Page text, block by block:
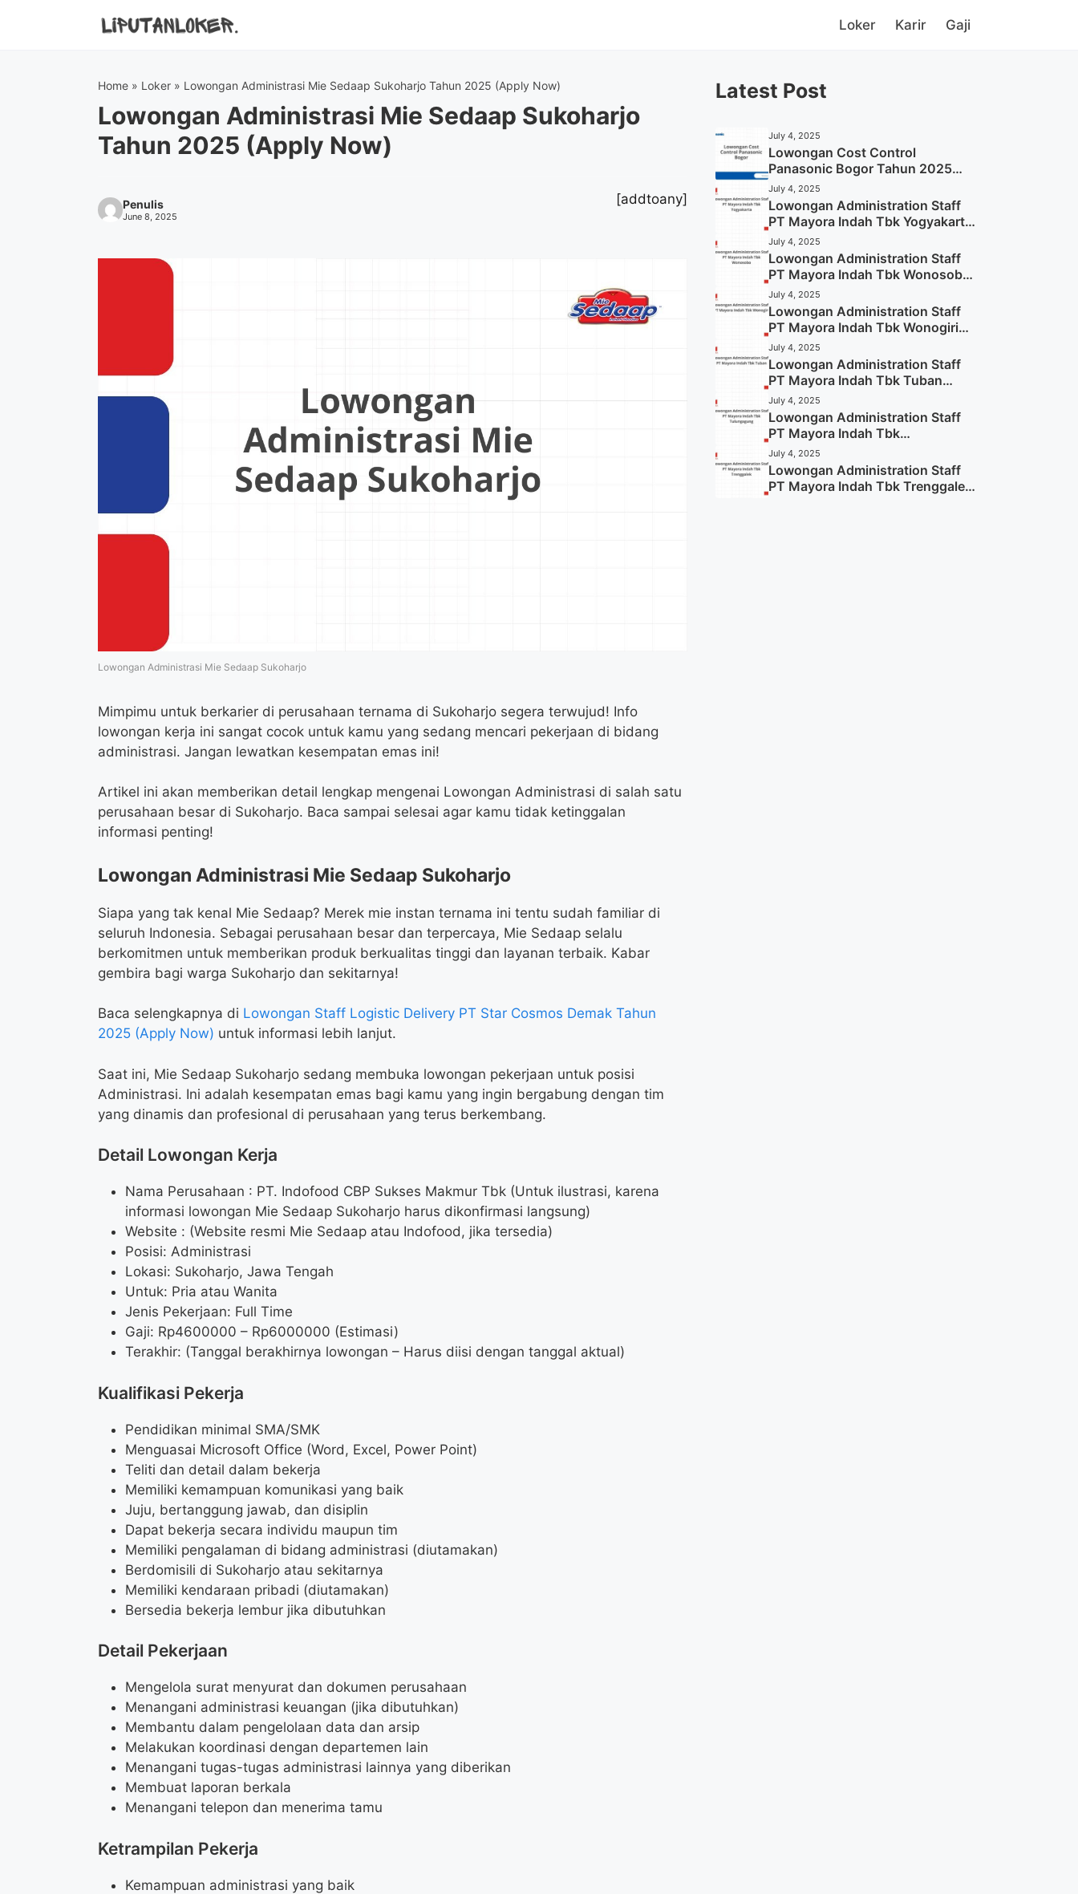
Loker Karir Gaji
Home » Loker » Lowongan Administrasi Mie Sedaap Sukoharjo Tahun 2025 (Apply Now)
Lowongan Administrasi Mie Sedaap Sukoharjo
Tahun 2025 (Apply Now)
Penulis
June 8, 2025
[addtoany]
Lowongan Administrasi Mie Sedaap Sukoharjo
Mimpimu untuk berkarier di perusahaan ternama di Sukoharjo segera terwujud! Info
lowongan kerja ini sangat cocok untuk kamu yang sedang mencari pekerjaan di bidang
administrasi. Jangan lewatkan kesempatan emas ini!
Artikel ini akan memberikan detail lengkap mengenai Lowongan Administrasi di salah satu
perusahaan besar di Sukoharjo. Baca sampai selesai agar kamu tidak ketinggalan
informasi penting!
Lowongan Administrasi Mie Sedaap Sukoharjo
Siapa yang tak kenal Mie Sedaap? Merek mie instan ternama ini tentu sudah familiar di
seluruh Indonesia. Sebagai perusahaan besar dan terpercaya, Mie Sedaap selalu
berkomitmen untuk memberikan produk berkualitas tinggi dan layanan terbaik. Kabar
gembira bagi warga Sukoharjo dan sekitarnya!
Baca selengkapnya di Lowongan Staff Logistic Delivery PT Star Cosmos Demak Tahun
2025 (Apply Now) untuk informasi lebih lanjut.
Saat ini, Mie Sedaap Sukoharjo sedang membuka lowongan pekerjaan untuk posisi
Administrasi. Ini adalah kesempatan emas bagi kamu yang ingin bergabung dengan tim
yang dinamis dan profesional di perusahaan yang terus berkembang.
Detail Lowongan Kerja
Nama Perusahaan : PT. Indofood CBP Sukses Makmur Tbk (Untuk ilustrasi, karena
informasi lowongan Mie Sedaap Sukoharjo harus dikonfirmasi langsung)
Website : (Website resmi Mie Sedaap atau Indofood, jika tersedia)
Posisi: Administrasi
Lokasi: Sukoharjo, Jawa Tengah
Untuk: Pria atau Wanita
Jenis Pekerjaan: Full Time
Gaji: Rp4600000 – Rp6000000 (Estimasi)
Terakhir: (Tanggal berakhirnya lowongan – Harus diisi dengan tanggal aktual)
Kualifikasi Pekerja
Pendidikan minimal SMA/SMK
Menguasai Microsoft Office (Word, Excel, Power Point)
Teliti dan detail dalam bekerja
Memiliki kemampuan komunikasi yang baik
Juju, bertanggung jawab, dan disiplin
Dapat bekerja secara individu maupun tim
Memiliki pengalaman di bidang administrasi (diutamakan)
Berdomisili di Sukoharjo atau sekitarnya
Memiliki kendaraan pribadi (diutamakan)
Bersedia bekerja lembur jika dibutuhkan
Detail Pekerjaan
Mengelola surat menyurat dan dokumen perusahaan
Menangani administrasi keuangan (jika dibutuhkan)
Membantu dalam pengelolaan data dan arsip
Melakukan koordinasi dengan departemen lain
Menangani tugas-tugas administrasi lainnya yang diberikan
Membuat laporan berkala
Menangani telepon dan menerima tamu
Ketrampilan Pekerja
Kemampuan administrasi yang baik
Latest Post
July 4, 2025
Lowongan Cost Control
Panasonic Bogor Tahun 2025
(Lamar Sekarang)
July 4, 2025
Lowongan Administration Staff
PT Mayora Indah Tbk Yogyakarta
Tahun 2025
July 4, 2025
Lowongan Administration Staff
PT Mayora Indah Tbk Wonosobo
Tahun 2025 (Lamar Sekarang)
July 4, 2025
Lowongan Administration Staff
PT Mayora Indah Tbk Wonogiri
Tahun 2025 (Apply Now)
July 4, 2025
Lowongan Administration Staff
PT Mayora Indah Tbk Tuban
Tahun 2025 (Resmi)
July 4, 2025
Lowongan Administration Staff
PT Mayora Indah Tbk
Tulungagung Tahun 2025 (Lamar
Sekarang)
July 4, 2025
Lowongan Administration Staff
PT Mayora Indah Tbk Trenggalek